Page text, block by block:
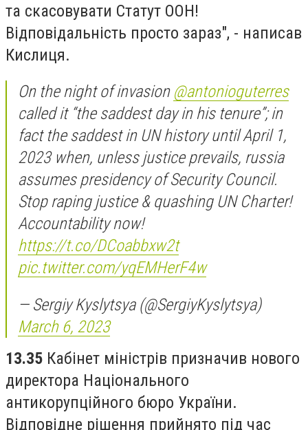
та скасовувати Статут ООН!
Відповідальність просто зараз", - написав
Кислиця.
On the night of invasion @antonioguterres
called it “the saddest day in his tenure”; in
fact the saddest in UN history until April 1,
2023 when, unless justice prevails, russia
assumes presidency of Security Council.
Stop raping justice & quashing UN Charter!
Accountability now!
https://t.co/DCoabbxw2t
pic.twitter.com/yqEMHerF4w
— Sergiy Kyslytsya (@SergiyKyslytsya)
March 6, 2023
13.35 Кабінет міністрів призначив нового
директора Національного
антикорупційного бюро України.
Відповідне рішення прийнято під час